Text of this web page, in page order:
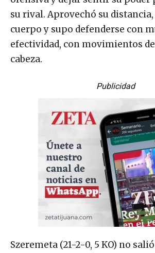
su rival. Aprovechó su
cuerpo y supo defenderse con
efectividad, con movimientos
cabeza.
Publicidad
Szeremeta (21-2-0, 5 KO) no